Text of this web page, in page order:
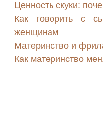
Ценность скуки:
Как говорить с
женщинам
Материнство и
Как материнство